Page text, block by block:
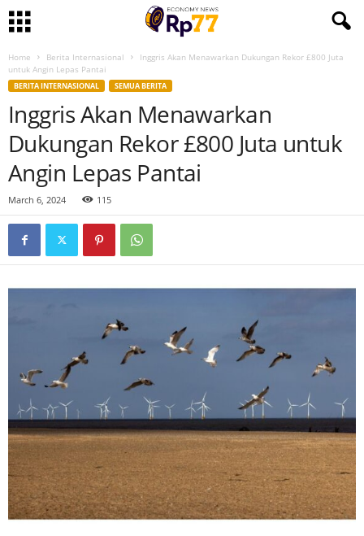
Home Berita Internasional
Inggris Akan Menawarkan Dukungan Rekor £800 Juta
untuk Angin Lepas Pantai
BERITA INTERNASIONAL SEMUA BERITA
Inggris Akan Menawarkan
Dukungan Rekor £800 Juta untuk
Angin Lepas Pantai
March 6, 2024 115